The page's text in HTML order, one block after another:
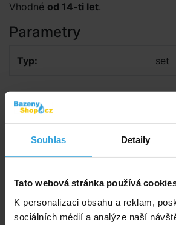
Souhlas Detaily
Tato webová stránka používá
K personalizaci obsahu a reklam,
sociálních médií a analýze naší
Vhodné od 14-ti let.
Parametry
Typ: set
Alternativní produkty